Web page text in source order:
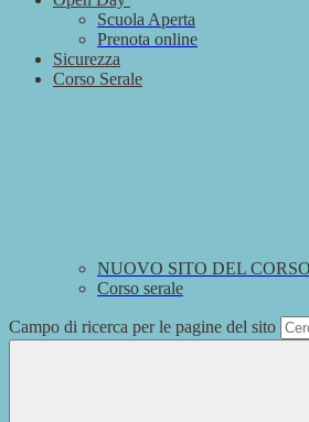
Scuola Aperta
Prenota online
Sicurezza
Corso Serale
NUOVO SITO DEL
Corso serale
Campo di ricerca per le pagine del sito